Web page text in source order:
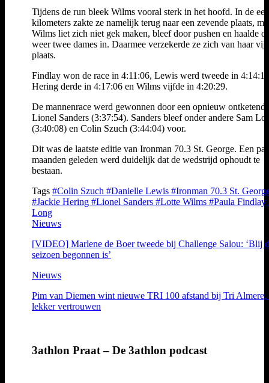
Tijdens de run bleek Wilms vooral sterk in het hoofd. In de
kilometers zakte ze namelijk terug naar een zevende plaats,
Wilms liet zich niet gek maken, bleef door pushen en haalde
weer twee dames in. Daarmee verzekerde ze zich van haar
plaats.
Findlay won de race in 4:11:06, Lewis werd tweede in
Hering derde in 4:17:06 en Wilms vijfde in 4:20:29.
De mannenrace werd gewonnen door een opnieuw ontketende
Lionel Sanders (3:37:54). Sanders bleef onder andere Sam
(3:40:08) en Colin Szuch (3:44:04) voor.
Dit was de laatste editie van Ironman 70.3 St. George. Een
maanden geleden werd duidelijk dat de wedstrijd ophoudt te
bestaan.
Tags #Colin Szuch #Danielle Lewis #Ironman 70.3 St.
#Jackie Hering #Lionel Sanders #Lotte Wilms #Paula Findlay
Long
Nieuws
[VIDEO] Marlene de Boer tweede bij Challenge Salou: ‘Blij
seizoen begonnen is’
Nieuws
Pim van Diemen wint nieuwe TRI 100 afstand bij Tri Almere,
lekker vertrouwen
3athlon Praat – De 3athlon podcast